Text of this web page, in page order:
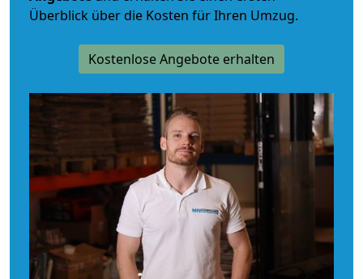
Überblick über die Kosten für Ihren Umzug.
Kostenlose Angebote erhalten